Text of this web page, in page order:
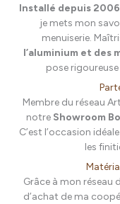
Installé depuis 2006
je mets mon
menuiserie.
l’aluminium et des
pose
Membre du réseau
notre Showroom
C’est l’occasion
les
Grâce à mon réseau
d’achat de ma